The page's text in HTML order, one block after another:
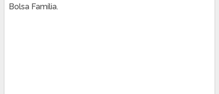
Bolsa Família.